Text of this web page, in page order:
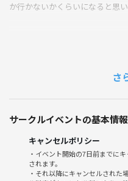
か行かないかくらいになると思
発覚次第つなげーと運営に連絡
しつこいナンパも禁止です
さ
サークルイベントの基本情報
キャンセルポリシー
・イベント開始の7日前までに
されます。
・それ以降にキャンセルされた